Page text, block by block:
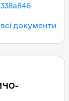
документи